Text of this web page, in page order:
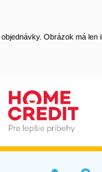
Obrázok má len